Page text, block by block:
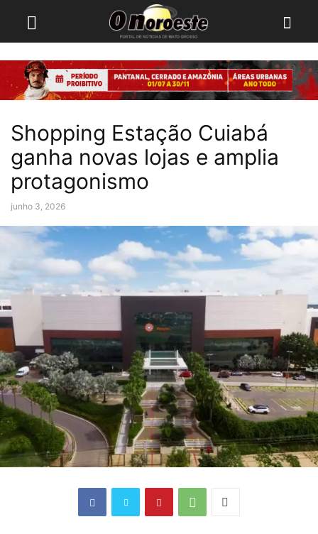
Shopping Estação Cuiabá
ganha novas lojas e amplia
protagonismo
junho 3, 2026